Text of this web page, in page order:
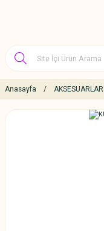
Anasayfa AKSESUARLAR